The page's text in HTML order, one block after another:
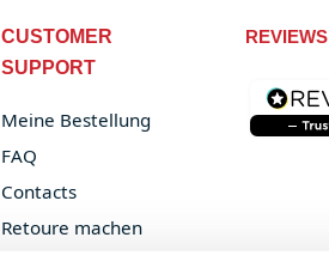
CUSTOMER
SUPPORT
Meine Bestellung
FAQ
Contacts
Retoure machen
REVIEWS